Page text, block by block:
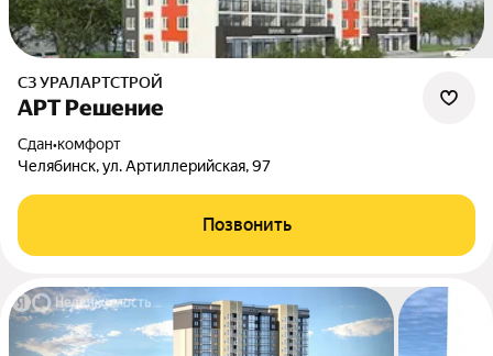
СЗ УРАЛАРТСТРОЙ
АРТ Решение
Сдан•комфорт
Челябинск, ул. Артиллерийская, 97
Позвонить